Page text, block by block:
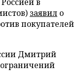
заявил о
покупателей
Дмитрий